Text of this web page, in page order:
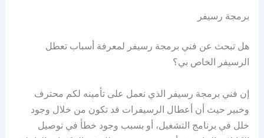
برمجة رسيفر
هل تبحث عن فني برمجة رسيفر لمعرفة أسباب تعطل
الرسيفر الخاص بي؟
إن فني برمجة رسيفر الذي نعمل على تأمينه لكم محترف
وخبير حيث أن أعطال الرسيفرات قد تكون من خلال وجود
خلل في برنامج التشغيل، أو بسبب وجود خطأ في توصيل